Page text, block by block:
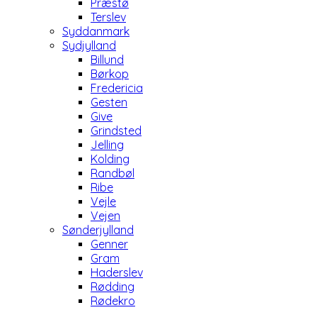
Præstø
Terslev
Syddanmark
Sydjylland
Billund
Børkop
Fredericia
Gesten
Give
Grindsted
Jelling
Kolding
Randbøl
Ribe
Vejle
Vejen
Sønderjylland
Genner
Gram
Haderslev
Rødding
Rødekro